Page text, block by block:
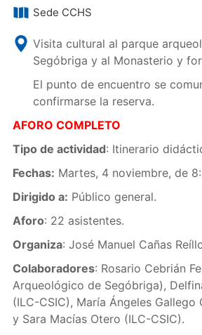
Sede CCHS
Visita cultural al parque
Segóbriga y al Monasterio y
El punto de encuentro se
confirmarse la reserva.
AFORO COMPLETO
Tipo de actividad: Itinerario
Fechas: Martes, 4 noviembre, de
Dirigido a: Público general.
Aforo: 22 asistentes.
Organiza: José Manuel Cañas
Colaboradores: Rosario Cebrián
Arqueológico de Segóbriga),
(ILC-CSIC), María Ángeles Gallego
y Sara Macías Otero (ILC-CSIC).